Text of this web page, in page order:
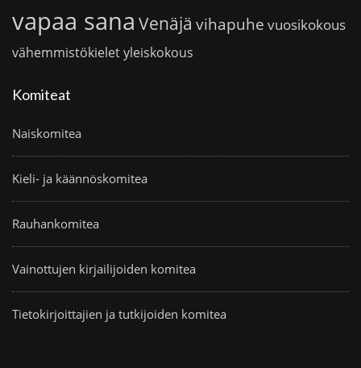
vapaa sana Venäjä vihapuhe vuosikokous
vähemmistökieletyleiskokous
Komiteat
Naiskomitea
Kieli- ja käännöskomitea
Rauhankomitea
Vainottujen kirjailijoiden komitea
Tietokirjoittajien ja tutkijoiden komitea